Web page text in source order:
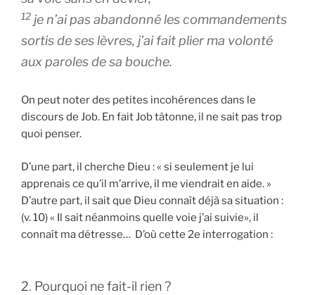
12 je n’ai pas abandonné les commandements
sortis de ses lèvres, j’ai fait plier ma volonté
aux paroles de sa bouche.
On peut noter des petites incohérences dans le
discours de Job. En fait Job tâtonne, il ne sait pas trop
quoi penser.
D’une part, il cherche Dieu : « si seulement je lui
apprenais ce qu’il m’arrive, il me viendrait en aide. »
D’autre part, il sait que Dieu connaît déjà sa situation :
(v. 10) « Il sait néanmoins quelle voie j’ai suivie», il
connaît ma détresse… D’où cette 2e interrogation :
2. Pourquoi ne fait-il rien ?